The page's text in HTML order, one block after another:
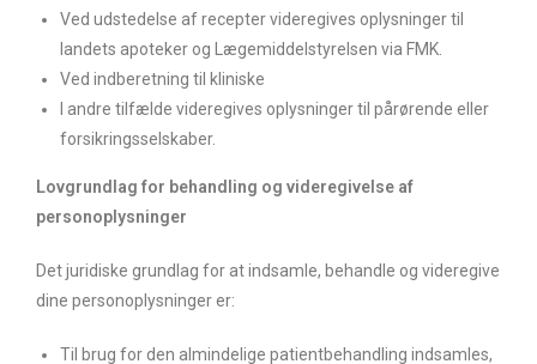
Ved udstedelse af recepter videregives oplysninger til
landets apoteker og Lægemiddelstyrelsen via FMK.
Ved indberetning til kliniske
I andre tilfælde videregives oplysninger til pårørende eller
forsikringsselskaber.
Lovgrundlag for behandling og videregivelse af
personoplysninger
Det juridiske grundlag for at indsamle, behandle og videregive
dine personoplysninger er:
Til brug for den almindelige patientbehandling indsamles,